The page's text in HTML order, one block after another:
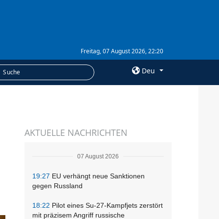
Freitag, 07 August 2026, 22:20
Deu
Abonnement
AKTUELLE NACHRICHTEN
07 August 2026
19:27 EU verhängt neue Sanktionen
gegen Russland
18:22 Pilot eines Su-27-Kampfjets zerstört
mit präzisem Angriff russische